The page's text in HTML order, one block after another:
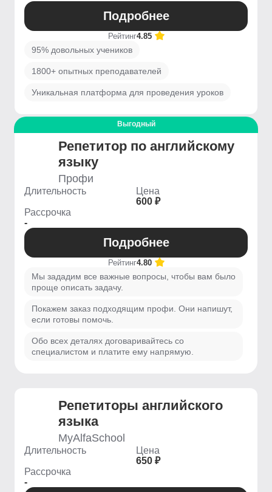
Подробнее
Рейтинг4.85
95% довольных учеников
1800+ опытных преподавателей
Уникальная платформа для проведения уроков
Выгодный
Репетитор по английскому
языку
Профи
Длительность
Цена
600 ₽
Рассрочка
-
Подробнее
Рейтинг4.80
Мы зададим все важные вопросы, чтобы вам было
проще описать задачу.
Покажем заказ подходящим профи. Они напишут,
если готовы помочь.
Обо всех деталях договаривайтесь со
специалистом и платите ему напрямую.
Репетиторы английского
языка
MyAlfaSchool
Длительность
Цена
650 ₽
Рассрочка
-